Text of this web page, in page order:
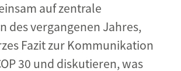
auf zentrale
des vergangenen Jahres,
Fazit zur Kommunikation
30 und diskutieren, was